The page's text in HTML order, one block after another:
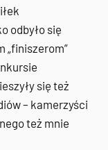
odbyło się
„finiszerom”
się też
– kamerzyści
też mnie